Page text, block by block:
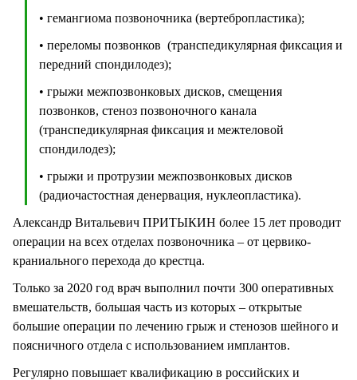
• гемангиома позвоночника (вертебропластика);
• переломы позвонков (транспедикулярная фиксация и
передний спондилодез);
• грыжи межпозвонковых дисков, смещения
позвонков, стеноз позвоночного канала
(транспедикулярная фиксация и межтеловой
спондилодез);
• грыжи и протрузии межпозвонковых дисков
(радиочастостная денервация, нуклеопластика).
Александр Витальевич ПРИТЫКИН более 15 лет проводит
операции на всех отделах позвоночника – от цервико-
краниального перехода до крестца.
Только за 2020 год врач выполнил почти 300 оперативных
вмешательств, большая часть из которых – открытые
большие операции по лечению грыж и стенозов шейного и
поясничного отдела с использованием имплантов.
Регулярно повышает квалификацию в российских и